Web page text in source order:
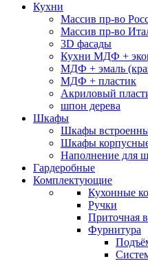
Кухни
Массив пр-во
Массив пр-во
3D фасады
Кухни МДФ +
МДФ + эмаль
МДФ + пластик
Акриловый
шпон дерева
Шкафы
Шкафы
Шкафы
Наполнение для
Гардеробные
Комплектующие
Кухонные
Ручки
Приточная
Фурнитура